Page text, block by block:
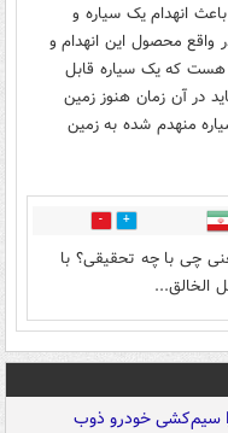
انهدام یک سیاره و
واقع محصول این انهدام و
هست که یک سیاره قابل
در آن زمان هنوز زمین
منهدم شده به زمین
0
چی با چه تحقیقی؟ با
الخالق...